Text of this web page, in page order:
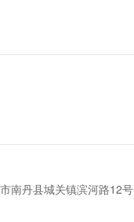
南丹县城关镇滨河路12号